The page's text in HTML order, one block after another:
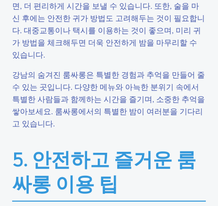
면, 더 편리하게 시간을 보낼 수 있습니다. 또한, 술을 마
신 후에는 안전한 귀가 방법도 고려해두는 것이 필요합니
다. 대중교통이나 택시를 이용하는 것이 좋으며, 미리 귀
가 방법을 체크해두면 더욱 안전하게 밤을 마무리할 수
있습니다.
강남의 숨겨진 룸싸롱은 특별한 경험과 추억을 만들어 줄
수 있는 곳입니다. 다양한 메뉴와 아늑한 분위기 속에서
특별한 사람들과 함께하는 시간을 즐기며, 소중한 추억을
쌓아보세요. 룸싸롱에서의 특별한 밤이 여러분을 기다리
고 있습니다.
5. 안전하고 즐거운 룸
싸롱 이용 팁